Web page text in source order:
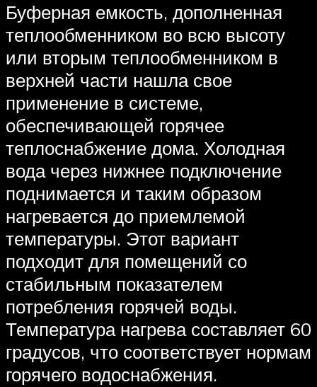
Буферная емкость, дополненная
теплообменником во всю высоту
или вторым теплообменником в
верхней части нашла свое
применение в системе,
обеспечивающей горячее
теплоснабжение дома. Холодная
вода через нижнее подключение
поднимается и таким образом
нагревается до приемлемой
температуры. Этот вариант
подходит для помещений со
стабильным показателем
потребления горячей воды.
Температура нагрева составляет 60
градусов, что соответствует нормам
горячего водоснабжения.